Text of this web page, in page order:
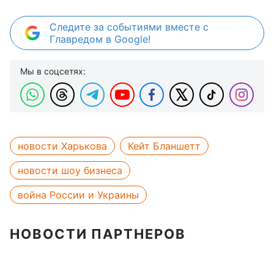
Следите за событиями вместе с
Главредом в Google!
Мы в соцсетях:
новости Харькова
Кейт Бланшетт
новости шоу бизнеса
война России и Украины
НОВОСТИ ПАРТНЕРОВ